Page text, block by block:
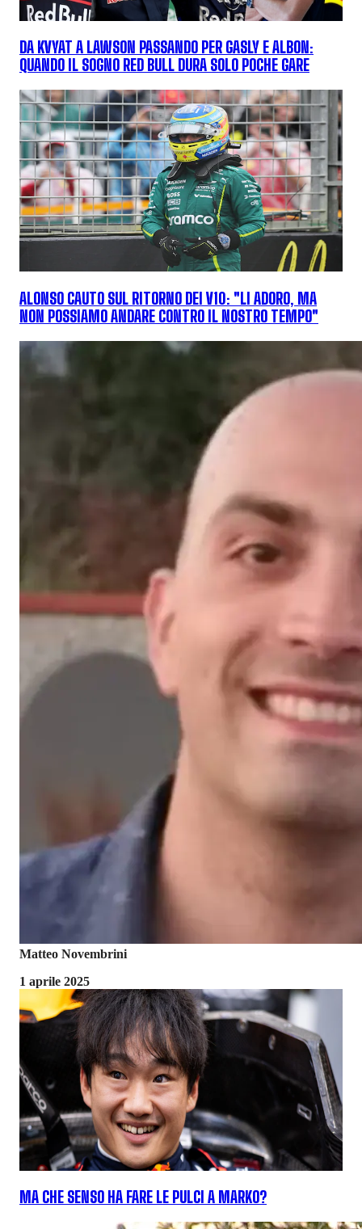
DA KVYAT A LAWSON PASSANDO PER GASLY E ALBON:
QUANDO IL SOGNO RED BULL DURA SOLO POCHE GARE
ALONSO CAUTO SUL RITORNO DEI V10: "LI ADORO, MA
NON POSSIAMO ANDARE CONTRO IL NOSTRO TEMPO"
Matteo Novembrini
1 aprile 2025
MA CHE SENSO HA FARE LE PULCI A MARKO?